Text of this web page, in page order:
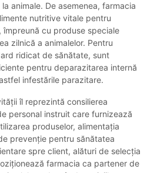
animale. De asemenea, farmacia
nutritive vitale pentru
cu produse speciale
zilnică a animalelor. Pentru
ridicat de sănătate, sunt
pentru deparazitarea internă
infestările parazitare.
îl reprezintă consilierea
personal instruit care furnizează
produselor, alimentația
prevenție pentru sănătatea
spre client, alături de selecția
farmacia ca partener de